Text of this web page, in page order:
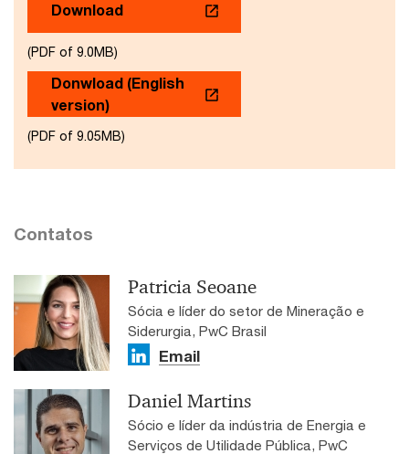
Download
(PDF of 9.0MB)
Donwload (English
version)
(PDF of 9.05MB)
Contatos
Patricia Seoane
Sócia e líder do setor de Mineração e
Siderurgia, PwC Brasil
Email
Daniel Martins
Sócio e líder da indústria de Energia e
Serviços de Utilidade Pública, PwC